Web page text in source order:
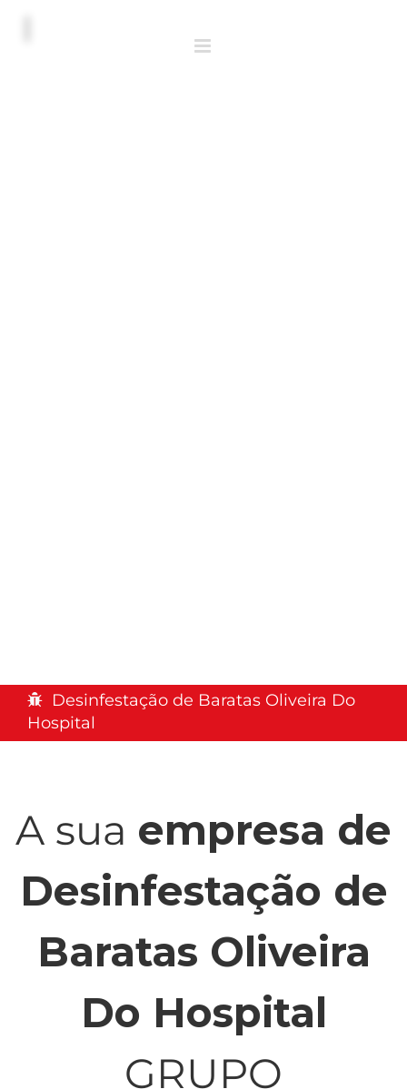
Desinfestação de Baratas Oliveira Do
Hospital
A sua empresa de
Desinfestação de
Baratas Oliveira
Do Hospital
GRUPO